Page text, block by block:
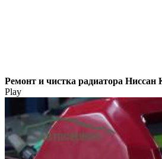
Ремонт и чистка радиатора
Play